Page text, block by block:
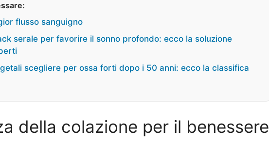
flusso sanguigno
serale per favorire il sonno profondo: ecco la soluzione
scegliere per ossa forti dopo i 50 anni: ecco la classifica
della colazione per il benessere